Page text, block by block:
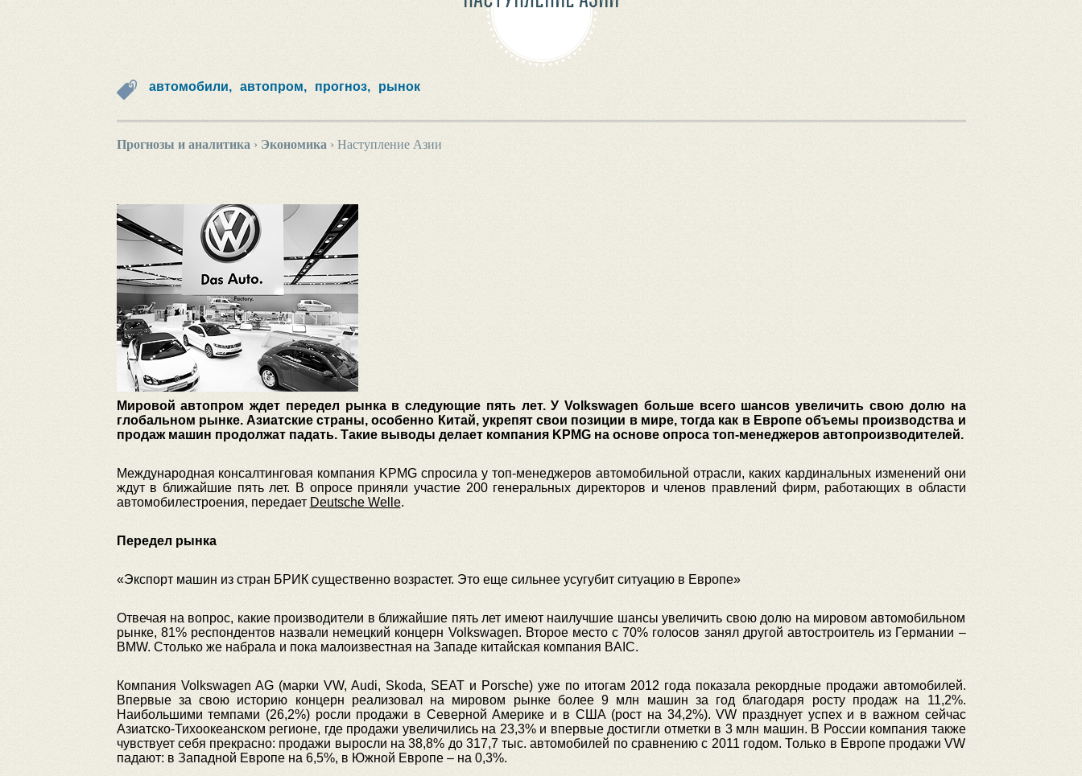
автомобили, автопром, прогноз, рынок
Прогнозы и аналитика › Экономика › Наступление Азии
Мировой автопром ждет передел рынка в следующие пять лет.У Volkswagen больше всего шансов увеличить свою долю на
глобальном рынке. Азиатские страны, особенно Китай, укрепят свои позиции в мире, тогда как в Европе объемы производства и
продаж машин продолжат падать. Такие выводы делает компания KPMG на основе опроса топ-менеджеров автопроизводителей.
Международная консалтинговая компания KPMG спросила у топ-менеджеров автомобильной отрасли, каких кардинальных изменений они
ждут в ближайшие пять лет. В опросе приняли участие 200 генеральных директоров и членов правлений фирм, работающих в области
автомобилестроения, передает Deutsche Welle.
Передел рынка
«Экспорт машин из стран БРИК существенно возрастет. Это еще сильнее усугубит ситуацию в Европе»
Отвечая на вопрос, какие производители в ближайшие пять лет имеют наилучшие шансы увеличить свою долю на мировом автомобильном
рынке, 81% респондентов назвали немецкий концерн Volkswagen. Второе место с 70% голосов занял другой автостроитель из Германии –
BMW. Столько же набрала и пока малоизвестная на Западе китайская компания BAIC.
Компания Volkswagen AG (марки VW, Audi, Skoda, SEAT и Porsche) уже по итогам 2012 года показала рекордные продажи автомобилей.
Впервые за свою историю концерн реализовал на мировом рынке более 9 млн машин за год благодаря росту продаж на 11,2%.
Наибольшими темпами (26,2%) росли продажи в Северной Америке и в США (рост на 34,2%). VW празднует успех и в важном сейчас
Азиатско-Тихоокеанском регионе, где продажи увеличились на 23,3% и впервые достигли отметки в 3 млн машин. В России компания также
чувствует себя прекрасно: продажи выросли на 38,8% до 317,7 тыс. автомобилей по сравнению с 2011 годом. Только в Европе продажи VW
падают: в Западной Европе на 6,5%, в Южной Европе – на 0,3%.